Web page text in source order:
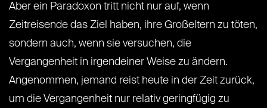
Aber ein Paradoxon tritt nicht nur auf, wenn
Zeitreisende das Ziel haben, ihre Großeltern zu töten,
sondern auch, wenn sie versuchen, die
Vergangenheit in irgendeiner Weise zu ändern.
Angenommen, jemand reist heute in der Zeit zurück,
um die Vergangenheit nur relativ geringfügig zu